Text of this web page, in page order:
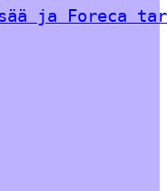
ja Foreca